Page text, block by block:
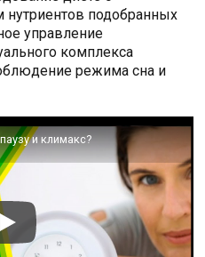
подобранных
управление
комплекса
режима сна и
и климакс?